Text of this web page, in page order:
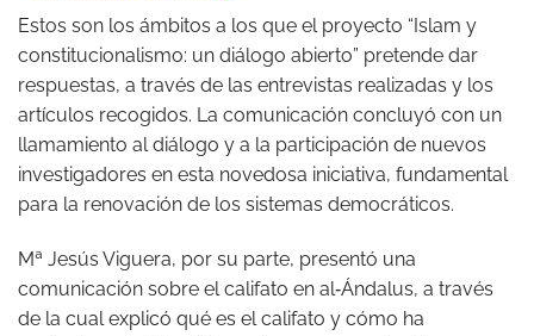
Estos son los ámbitos a los que el proyecto “Islam y
constitucionalismo: un diálogo abierto” pretende dar
respuestas, a través de las entrevistas realizadas y los
artículos recogidos. La comunicación concluyó con un
llamamiento al diálogo y a la participación de nuevos
investigadores en esta novedosa iniciativa, fundamental
para la renovación de los sistemas democráticos.
Mª Jesús Viguera, por su parte, presentó una
comunicación sobre el califato en al‑Ándalus, a través
de la cual explicó qué es el califato y cómo ha